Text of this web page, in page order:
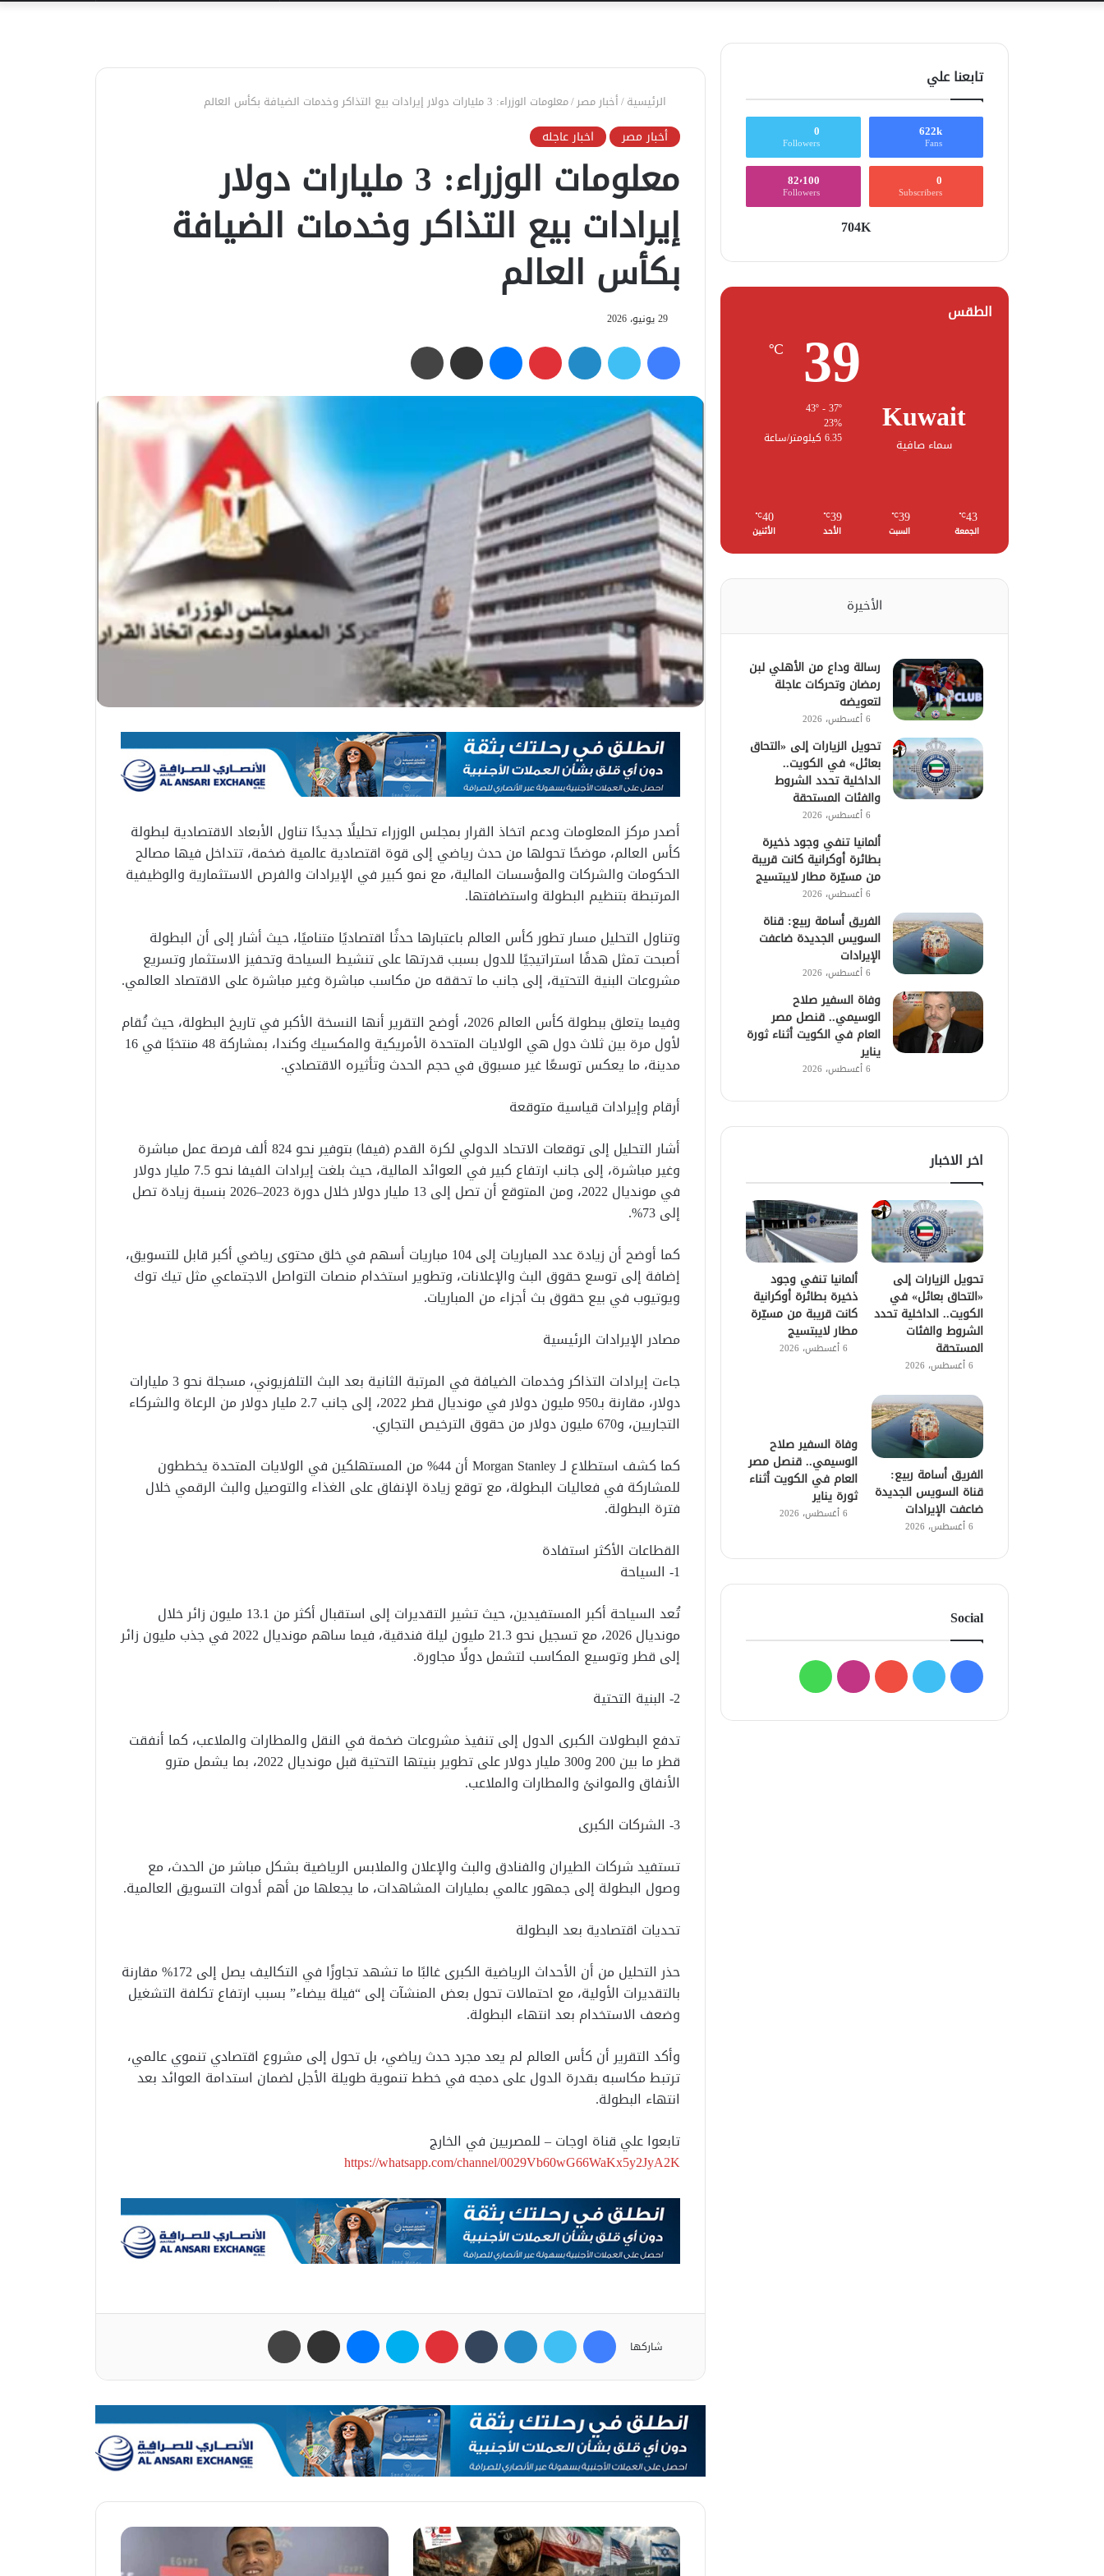
الرئيسية/أخبار مصر/معلومات الوزراء: 3 مليارات دولار إيرادات بيع التذاكر وخدمات الضيافة بكأس العالم
أخبار مصر اخبار عاجله
معلومات الوزراء: 3 مليارات دولار
إيرادات بيع التذاكر وخدمات الضيافة
بكأس العالم
29 يونيو، 2026
فيسبوك تويتر لينكدإن بينتيريست ماسنجر مشاركة عبر البريد
أصدر مركز المعلومات ودعم اتخاذ القرار بمجلس الوزراء تحليلًا جديدًا تناول الأبعاد الاقتصادية لبطولة
كأس العالم، موضحًا تحولها من حدث رياضي إلى قوة اقتصادية عالمية ضخمة، تتداخل فيها مصالح
الحكومات والشركات والمؤسسات المالية، مع نمو كبير في الإيرادات والفرص الاستثمارية والوظيفية
المرتبطة بتنظيم البطولة واستضافتها.
وتناول التحليل مسار تطور كأس العالم باعتبارها حدثًا اقتصاديًا متناميًا، حيث أشار إلى أن البطولة
أصبحت تمثل هدفًا استراتيجيًا للدول بسبب قدرتها على تنشيط السياحة وتحفيز الاستثمار وتسريع
مشروعات البنية التحتية، إلى جانب ما تحققه من مكاسب مباشرة وغير مباشرة على الاقتصاد العالمي.
وفيما يتعلق ببطولة كأس العالم 2026، أوضح التقرير أنها النسخة الأكبر في تاريخ البطولة، حيث تُقام
لأول مرة بين ثلاث دول هي الولايات المتحدة الأمريكية والمكسيك وكندا، بمشاركة 48 منتخبًا في 16
مدينة، ما يعكس توسعًا غير مسبوق في حجم الحدث وتأثيره الاقتصادي.
أرقام وإيرادات قياسية متوقعة
أشار التحليل إلى توقعات الاتحاد الدولي لكرة القدم (فيفا) بتوفير نحو 824 ألف فرصة عمل مباشرة
وغير مباشرة، إلى جانب ارتفاع كبير في العوائد المالية، حيث بلغت إيرادات الفيفا نحو 7.5 مليار دولار
في مونديال 2022، ومن المتوقع أن تصل إلى 13 مليار دولار خلال دورة 2023–2026 بنسبة زيادة تصل
إلى 73%.
كما أوضح أن زيادة عدد المباريات إلى 104 مباريات أسهم في خلق محتوى رياضي أكبر قابل للتسويق،
إضافة إلى توسع حقوق البث والإعلانات، وتطوير استخدام منصات التواصل الاجتماعي مثل تيك توك
ويوتيوب في بيع حقوق بث أجزاء من المباريات.
مصادر الإيرادات الرئيسية
جاءت إيرادات التذاكر وخدمات الضيافة في المرتبة الثانية بعد البث التلفزيوني، مسجلة نحو 3 مليارات
دولار، مقارنة بـ950 مليون دولار في مونديال قطر 2022، إلى جانب 2.7 مليار دولار من الرعاة والشركاء
التجاريين، و670 مليون دولار من حقوق الترخيص التجاري.
كما كشف استطلاع لـ Morgan Stanley أن 44% من المستهلكين في الولايات المتحدة يخططون
للمشاركة في فعاليات البطولة، مع توقع زيادة الإنفاق على الغذاء والتوصيل والبث الرقمي خلال
فترة البطولة.
القطاعات الأكثر استفادة
1- السياحة
تُعد السياحة أكبر المستفيدين، حيث تشير التقديرات إلى استقبال أكثر من 13.1 مليون زائر خلال
مونديال 2026، مع تسجيل نحو 21.3 مليون ليلة فندقية، فيما ساهم مونديال 2022 في جذب مليون زائر
إلى قطر وتوسيع المكاسب لتشمل دولًا مجاورة.
2- البنية التحتية
تدفع البطولات الكبرى الدول إلى تنفيذ مشروعات ضخمة في النقل والمطارات والملاعب، كما أنفقت
قطر ما بين 200 و300 مليار دولار على تطوير بنيتها التحتية قبل مونديال 2022، بما يشمل مترو
الأنفاق والموانئ والمطارات والملاعب.
3- الشركات الكبرى
تستفيد شركات الطيران والفنادق والبث والإعلان والملابس الرياضية بشكل مباشر من الحدث، مع
وصول البطولة إلى جمهور عالمي بمليارات المشاهدات، ما يجعلها من أهم أدوات التسويق العالمية.
تحديات اقتصادية بعد البطولة
حذر التحليل من أن الأحداث الرياضية الكبرى غالبًا ما تشهد تجاوزًا في التكاليف يصل إلى 172% مقارنة
بالتقديرات الأولية، مع احتمالات تحول بعض المنشآت إلى “فيلة بيضاء” بسبب ارتفاع تكلفة التشغيل
وضعف الاستخدام بعد انتهاء البطولة.
وأكد التقرير أن كأس العالم لم يعد مجرد حدث رياضي، بل تحول إلى مشروع اقتصادي تنموي عالمي،
ترتبط مكاسبه بقدرة الدول على دمجه في خطط تنموية طويلة الأجل لضمان استدامة العوائد بعد
انتهاء البطولة.
تابعوا علي قناة اوجات – للمصريين في الخارج
https://whatsapp.com/channel/0029Vb60wG66WaKx5y2JyA2K
شاركها
فيسبوك تويتر لينكدإن بينتيريست سكايب ماسنجر مشاركة عبر البريد
تابعنا علي
622k
Fans
0
Followers
0
Subscribers
82٬100
Followers
704K
الطقس
Kuwait
سماء صافية
39
℃
43º - 37º
23%
6.35 كيلومتر/ساعة
43
℃
الجمعة
39
℃
السبت
39
℃
الأحد
40
℃
الأثنين
الأخيرة
رسالة وداع من الأهلي لبن
رمضان وتحركات عاجلة
لتعويضه
6 أغسطس، 2026
تحويل الزيارات إلى «التحاق
بعائل» في الكويت..
الداخلية تحدد الشروط
والفئات المستحقة
6 أغسطس، 2026
ألمانيا تنفي وجود ذخيرة
بطائرة أوكرانية كانت قريبة
من مسيّرة مطار لايبتسيج
6 أغسطس، 2026
الفريق أسامة ربيع: قناة
السويس الجديدة ضاعفت
الإيرادات
6 أغسطس، 2026
وفاة السفير صلاح
الوسيمي.. قنصل مصر
العام في الكويت أثناء ثورة
يناير
6 أغسطس، 2026
اخر الاخبار
تحويل الزيارات إلى
«التحاق بعائل» في
الكويت.. الداخلية تحدد
الشروط والفئات
المستحقة
6 أغسطس، 2026
ألمانيا تنفي وجود
ذخيرة بطائرة أوكرانية
كانت قريبة من مسيّرة
مطار لايبتسيج
6 أغسطس، 2026
الفريق أسامة ربيع:
قناة السويس الجديدة
ضاعفت الإيرادات
6 أغسطس، 2026
وفاة السفير صلاح
الوسيمي.. قنصل مصر
العام في الكويت أثناء
ثورة يناير
6 أغسطس، 2026
Social
فيسبوك
تويتر يوتيوبانستقرامواتساب